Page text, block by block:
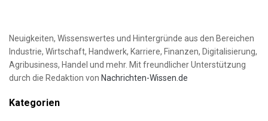
Neuigkeiten, Wissenswertes und Hintergründe aus den Bereichen
Industrie, Wirtschaft, Handwerk, Karriere, Finanzen, Digitalisierung,
Agribusiness, Handel und mehr. Mit freundlicher Unterstützung
durch die Redaktion von Nachrichten-Wissen.de
Kategorien